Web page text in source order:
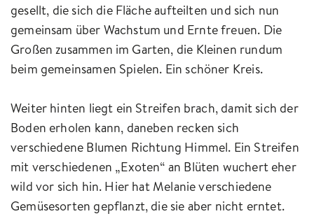
gesellt, die sich die Fläche aufteilten und sich nun
gemeinsam über Wachstum und Ernte freuen. Die
Großen zusammen im Garten, die Kleinen rundum
beim gemeinsamen Spielen. Ein schöner Kreis.
Weiter hinten liegt ein Streifen brach, damit sich der
Boden erholen kann, daneben recken sich
verschiedene Blumen Richtung Himmel. Ein Streifen
mit verschiedenen „Exoten“ an Blüten wuchert eher
wild vor sich hin. Hier hat Melanie verschiedene
Gemüsesorten gepflanzt, die sie aber nicht erntet.